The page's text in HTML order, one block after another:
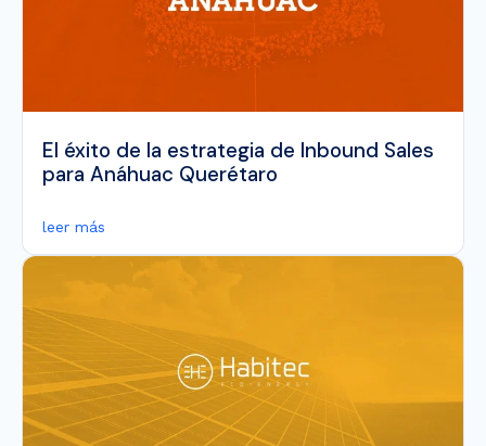
El éxito de la estrategia de Inbound Sales
para Anáhuac Querétaro
leer más